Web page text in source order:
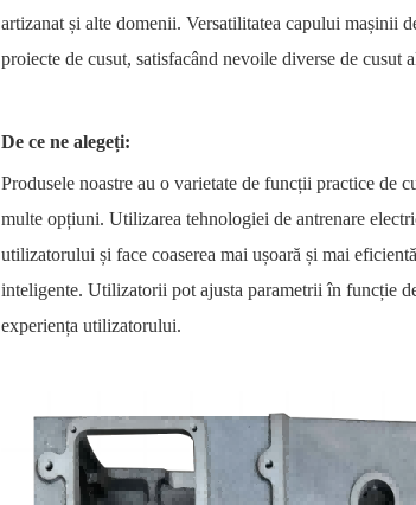
artizanat și alte domenii. Versatilitatea capului mașinii
proiecte de cusut, satisfacând nevoile diverse de cusut
De ce ne alegeți:
Produsele noastre au o varietate de funcții practice de
multe opțiuni. Utilizarea tehnologiei de antrenare
utilizatorului și face coaserea mai ușoară și mai
inteligente. Utilizatorii pot ajusta parametrii în funcție
experiența utilizatorului.